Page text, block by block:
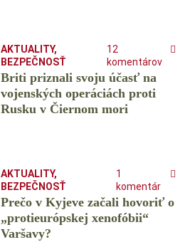
AKTUALITY,
BEZPEČNOSŤ
12
komentárov
Briti priznali svoju účasť na
vojenských operáciách proti
Rusku v Čiernom mori
AKTUALITY,
BEZPEČNOSŤ
1
komentár
Prečo v Kyjeve začali hovoriť o
„protieurópskej xenofóbii“
Varšavy?